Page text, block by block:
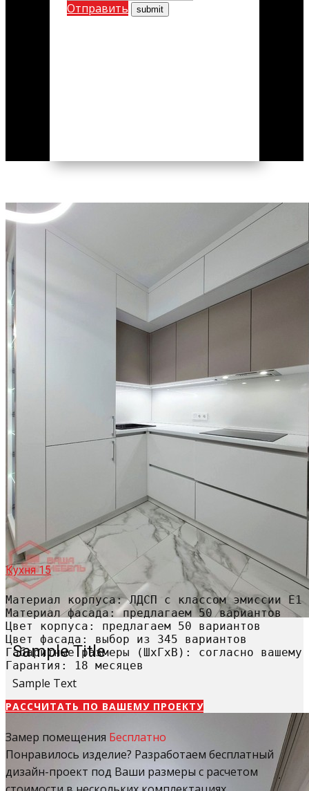
Отправить
Sample Title
Sample Text
Кухня 15
Материал корпуса: ЛДСП с классом эмиссии Е1
Материал фасада: предлагаем 50 вариантов
Цвет корпуса: предлагаем 50 вариантов
Цвет фасада: выбор из 345 вариантов
Габаритные размеры (ШхГхВ): согласно вашему
Гарантия: 18 месяцев
РАССЧИТАТЬ​ ПО ВАШЕМУ ПРОЕКТУ
Замер помещения Бесплатно
Понравилось изделие? Разработаем бесплатный
дизайн-проект под Ваши размеры с расчетом